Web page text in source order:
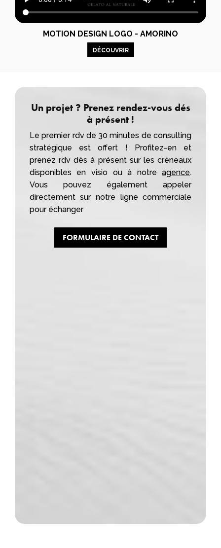
MOTION DESIGN LOGO - AMORINO
DÉCOUVRIR
Un projet ? Prenez rendez-vous dés
à présent !
Le premier rdv de 30 minutes de consulting
stratégique est offert ! Profitez-en et
prenez rdv dès à présent sur les créneaux
disponibles en visio ou à notreagence.
Vous pouvez également appeler
directement sur notre ligne commerciale
pour échanger
FORMULAIRE DE CONTACT